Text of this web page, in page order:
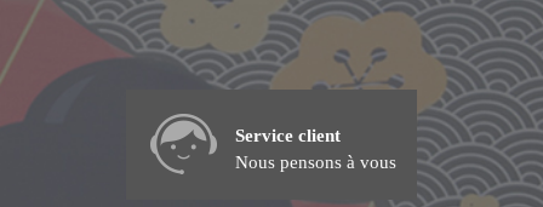
Service client
Nous pensons à vous